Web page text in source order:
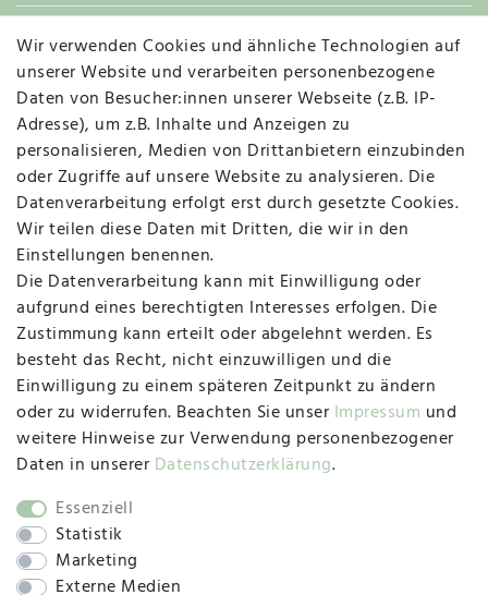
Widerruf
Vertrag widerrufen Kontakt
MAPALI VOR ORT
Herzogstraße 10
47533 Kleve
Montag, Dienstag, Donnerstag, Freitag
09:00 Uhr bis 13:00 Uhr
Mittwoch
09:00 Uhr bis 12:00 Uhr
SOCIAL
Wir verwenden Cookies und ähnliche Technologien auf
unserer Website und verarbeiten personenbezogene
Daten von Besucher:innen unserer Webseite (z.B. IP-
Adresse), um z.B. Inhalte und Anzeigen zu
personalisieren, Medien von Drittanbietern einzubinden
oder Zugriffe auf unsere Website zu analysieren. Die
Datenverarbeitung erfolgt erst durch gesetzte Cookies.
Wir teilen diese Daten mit Dritten, die wir in den
Einstellungen benennen.
Die Datenverarbeitung kann mit Einwilligung oder
aufgrund eines berechtigten Interesses erfolgen. Die
Zustimmung kann erteilt oder abgelehnt werden. Es
besteht das Recht, nicht einzuwilligen und die
Einwilligung zu einem späteren Zeitpunkt zu ändern
oder zu widerrufen. Beachten Sie unser Impressum und
weitere Hinweise zur Verwendung personenbezogener
Daten in unserer Daten­schutz­erklärung.
Essenziell
Statistik
Marketing
Externe Medien